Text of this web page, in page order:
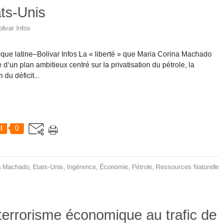
Unis
Infos
latine–Bolivar Infos La « liberté » que Maria Corina Machado
plan ambitieux centré sur la privatisation du pétrole, la
du déficit...
0
Machado Etats-Unis Ingérence Économie Pétrole Ressources
économique au trafic de